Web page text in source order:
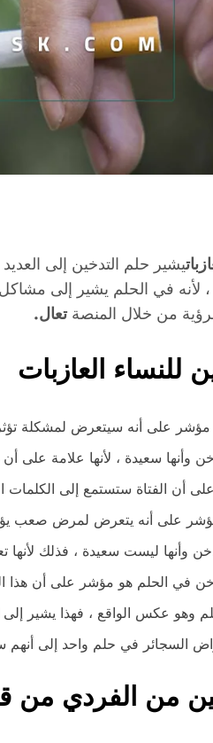
يشير حلم التدخين إلى
لأنه في الحلم يشير إلى
من خلال المنصةتعال.
للنساء العازبات
مؤشر على أنه سيتعرض لمشكلة
وأنها سعيدة ، لأنها علامة على
أن الفتاة ستستمع إلى الكلمات
مؤشر على أنه يتعرض لمرض صعب
وأنها ليست سعيدة ، فذلك
في الحلم هو مؤشر على أن هذا
وهو عكس الواقع ، فهذا يشير
السجائر في حلم واحد إلى
من الفردي من